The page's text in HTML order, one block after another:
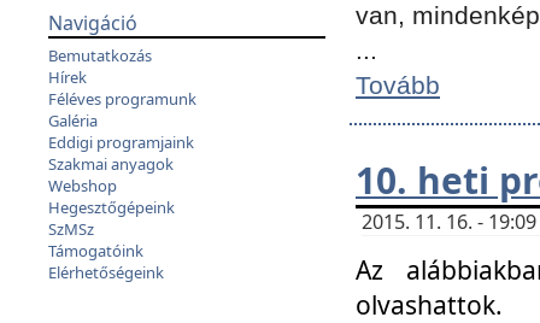
Navigáció
Bemutatkozás
Hírek
Féléves programunk
Galéria
Eddigi programjaink
Szakmai anyagok
Webshop
Hegesztőgépeink
SzMSz
Támogatóink
Elérhetőségeink
van,
...
Tovább
10. heti
2015. 11. 16. -
Az
olvashattok.